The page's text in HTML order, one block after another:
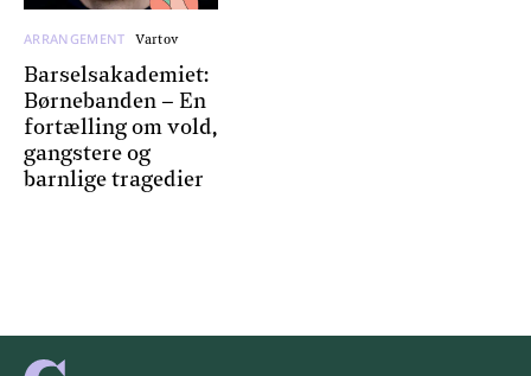
ARRANGEMENT Vartov
Barselsakademiet:
Børnebanden – En
fortælling om vold,
gangstere og
barnlige tragedier